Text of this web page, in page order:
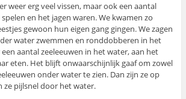
weer erg veel vissen, maar ook een aantal
en het jagen waren. We kwamen zo
gewoon hun eigen gang gingen. We zagen
water zwemmen en ronddobberen in het
aantal zeeleeuwen in het water, aan het
eten. Het blijft onwaarschijnlijk gaaf om zowel
onder water te zien. Dan zijn ze op
ze pijlsnel door het water.